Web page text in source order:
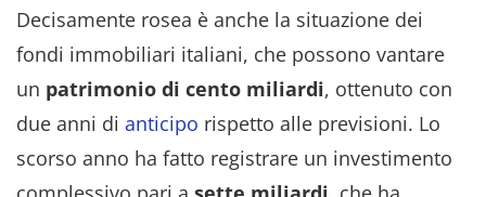
Decisamente rosea è anche la situazione dei
fondi immobiliari italiani, che possono vantare
un patrimonio di cento miliardi, ottenuto con
due anni di anticipo rispetto alle previsioni. Lo
scorso anno ha fatto registrare un investimento